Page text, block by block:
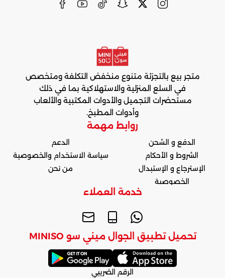
متجر بيع بالتجزئة متنوع منخفض التكلفة ومتخصص
في السلع المنزلية والاستهلاكية بما في ذلك
مستحضرات التجميل والأدوات المكتبية والألعاب
وأدوات المطبخ.
روابط مهمة
الدفع و الشحن
الشروط و الأحكام
الإسترجاع و الإستبدال
الخصوصية
الدعم
سياسة الاستخدام والخصوصية
من نحن
خدمة العملاء
تحميل تطبيق الجوال ميني سو MINISO
الرقم الضريبي